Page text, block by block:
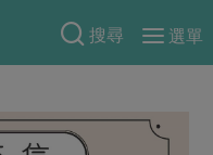
搜尋
選單